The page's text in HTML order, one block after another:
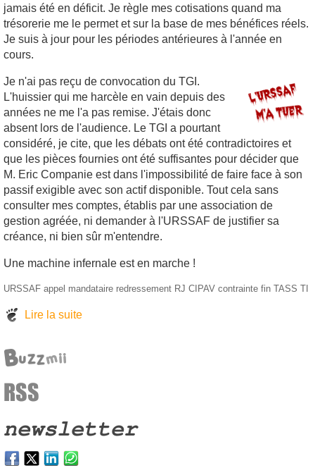
jamais été en déficit. Je règle mes cotisations quand ma
trésorerie me le permet et sur la base de mes bénéfices réels.
Je suis à jour pour les périodes antérieures à l'année en
cours.
Je n'ai pas reçu de convocation du TGI.
L'huissier qui me harcèle en vain depuis des
années ne me l'a pas remise. J'étais donc
absent lors de l'audience. Le TGI a pourtant
considéré, je cite, que les débats ont été contradictoires et
que les pièces fournies ont été suffisantes pour décider que
M. Eric Companie est dans l'impossibilité de faire face à son
passif exigible avec son actif disponible. Tout cela sans
consulter mes comptes, établis par une association de
gestion agréée, ni demander à l'URSSAF de justifier sa
créance, ni bien sûr m'entendre.
Une machine infernale est en marche !
URSSAF appel mandataire redressement RJ CIPAV contrainte fin TASS TI
Lire la suite